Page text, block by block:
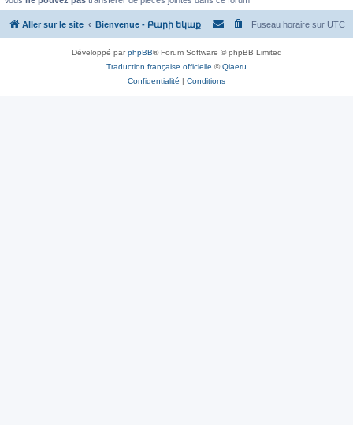
Aller sur le site Bienvenue - Բարի եկաք Fuseau horaire sur UTC
Développé parphpBB® Forum Software © phpBB Limited
Traduction française officielle ©Qiaeru
Confidentialité | Conditions